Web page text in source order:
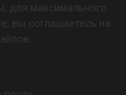
для максимального
вы соглашаетесь на